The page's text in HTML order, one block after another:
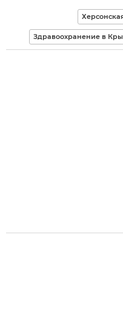
Здравоохранение в